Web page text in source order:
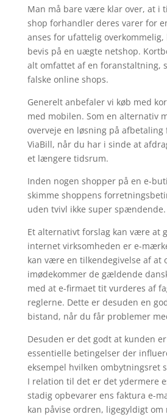
Man må bare være klar over, at i
shop forhandler deres varer for
anses for ufattelig
bevis på en uægte netshop.
alt omfattet af en foranstaltning,
falske online shops.
Generelt anbefaler vi køb med
med mobilen. Som en alternativ
overveje en løsning på afbetaling
ViaBill, når du har i sinde at
et længere tidsrum.
Inden nogen shopper på en e-
skimme shoppens
uden tvivl ikke super spændende.
Et alternativt forslag kan være at
internet virksomheden er e-
kan være en tilkendegivelse af at
imødekommer de gældende
med at e-firmaet tit vurderes af
reglerne. Dette er desuden en
bistand, når du får problemer
Desuden er det godt at kunden
essentielle betingelser der
eksempel hvilken ombytningsret
I relation til det er det ydermere
stadig opbevarer ens faktura e-
kan påvise ordren, ligegyldigt